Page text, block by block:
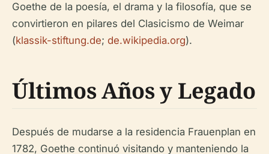
Goethe de la poesía, el drama y la filosofía, que se
convirtieron en pilares del Clasicismo de Weimar
(klassik-stiftung.de; de.wikipedia.org).
Últimos Años y Legado
Después de mudarse a la residencia Frauenplan en
1782, Goethe continuó visitando y manteniendo la